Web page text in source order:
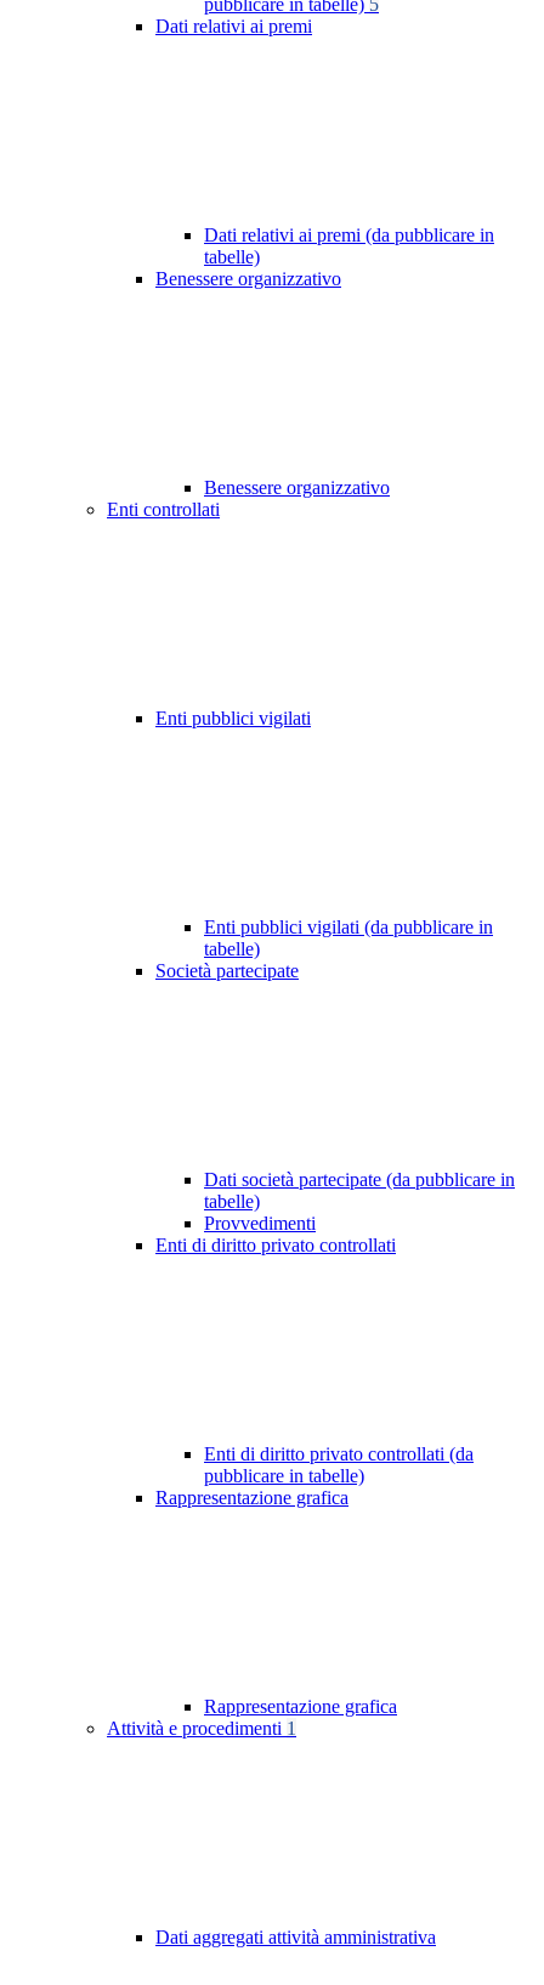
pubblicare in tabelle) 5
Dati relativi ai premi
Dati relativi ai premi (da pubblicare in
tabelle)
Benessere organizzativo
Benessere organizzativo
Enti controllati
Enti pubblici vigilati
Enti pubblici vigilati (da pubblicare in
tabelle)
Società partecipate
Dati società partecipate (da pubblicare in
tabelle)
Provvedimenti
Enti di diritto privato controllati
Enti di diritto privato controllati (da
pubblicare in tabelle)
Rappresentazione grafica
Rappresentazione grafica
Attività e procedimenti 1
Dati aggregati attività amministrativa